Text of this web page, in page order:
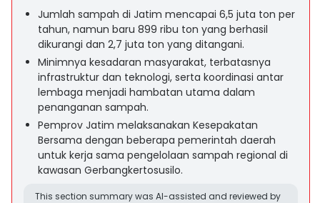
Jumlah sampah di Jatim mencapai 6,5 juta ton per
tahun, namun baru 899 ribu ton yang berhasil
dikurangi dan 2,7 juta ton yang ditangani.
Minimnya kesadaran masyarakat, terbatasnya
infrastruktur dan teknologi, serta koordinasi antar
lembaga menjadi hambatan utama dalam
penanganan sampah.
Pemprov Jatim melaksanakan Kesepakatan
Bersama dengan beberapa pemerintah daerah
untuk kerja sama pengelolaan sampah regional di
kawasan Gerbangkertosusilo.
This section summary was AI-assisted and reviewed by